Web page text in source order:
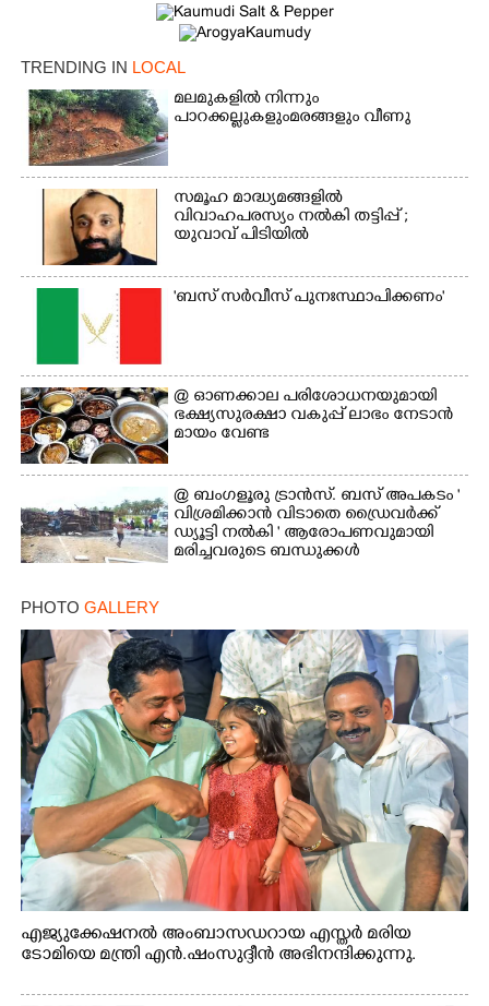
TRENDING IN LOCAL
മലമുകളിൽ നിന്നും
പാറക്കല്ലുകളുംമരങ്ങളും വീണു
സമൂഹ മാദ്ധ്യമങ്ങളിൽ
വിവാഹപരസ്യം നൽകി തട്ടിപ്പ് ;
യുവാവ് പിടിയിൽ
'ബസ് സർവീസ് പുനഃസ്ഥാപിക്കണം'
@​​​​​​​ ഓണക്കാല പരിശോധനയുമായി
ഭക്ഷ്യസുരക്ഷാ വകുപ്പ് ലാഭം നേടാൻ
മായം വേണ്ട
@ ബംഗളൂരു ട്രാൻസ്. ബസ് അപകടം '
വി​ശ്ര​മിക്കാൻ വിടാതെ ഡ്രൈ​വ​ർ​ക്ക്
ഡ്യൂട്ടി നൽകി ' ആരോപണവുമായി
മരിച്ചവരുടെ ബന്ധുക്കൾ
PHOTO GALLERY
എജ്യുക്കേഷനൽ അംബാസഡറായ എസ്തർ മരിയ
ടോമിയെ മന്ത്രി എൻ.ഷംസുദ്ദീൻ അഭിനന്ദിക്കുന്നു.
Share this link